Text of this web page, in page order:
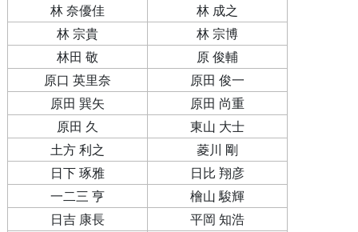
林 奈優佳
林 成之
林 宗貴
林 宗博
林田 敬
原 俊輔
原口 英里奈
原田 俊一
原田 巽矢
原田 尚重
原田 久
東山 大士
土方 利之
菱川 剛
日下 琢雅
日比 翔彦
一二三 亨
檜山 駿輝
日吉 康長
平岡 知浩